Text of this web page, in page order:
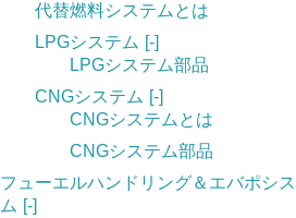
代替燃料システムとは
LPGシステム [-]
LPGシステム部品
CNGシステム [-]
CNGシステムとは
CNGシステム部品
フューエルハンドリング＆エバポシ
ム [-]